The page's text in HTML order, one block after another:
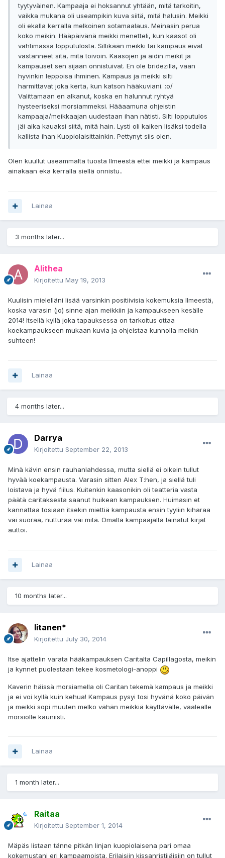
tyytyväinen. Kampaaja ei hoksannut yhtään, mitä tarkoitin,
vaikka mukana oli useampikin kuva siitä, mitä halusin. Meikki
oli ekalla kerralla melkoinen sotamaalaus. Meinasin perua
koko meikin. Hääpäivänä meikki menetteli, kun kaasot oli
vahtimassa lopputulosta. Siltikään meikki tai kampaus eivät
vastanneet sitä, mitä toivoin. Kaasojen ja äidin meikit ja
kampauset sen sijaan onnistuivat. En ole bridezilla, vaan
hyvinkin leppoisa ihminen. Kampaus ja meikki silti
harmittavat joka kerta, kun katson hääkuviani. :o/
Valittamaan en alkanut, koska en halunnut ryhtyä
hysteeriseksi morsiammeksi. Hääaamuna ohjeistin
kampaaja/meikkaajan uudestaan ihan nätisti. Silti lopputulos
jäi aika kauaksi siitä, mitä hain. Lysti oli kaiken lisäksi todella
kallista ihan Kuopiolaisittainkin. Pettynyt siis olen.
Olen kuullut useammalta tuosta Ilmeestä ettei meikki ja kampaus
ainakaan eka kerralla siellä onnistu..
Lainaa
3 months later...
Alithea
Kirjoitettu May 19, 2013
Kuulisin mielelläni lisää varsinkin positiivisia kokemuksia Ilmeestä,
koska varasin (jo) sinne ajan meikkiin ja kampaukseen kesälle
2014! Itsellä kyllä joka tapauksessa on tarkoitus ottaa
koekampaukseen mukaan kuvia ja ohjeistaa kunnolla meikin
suhteen!
Lainaa
4 months later...
Darrya
Kirjoitettu September 22, 2013
Minä kävin ensin rauhanlahdessa, mutta siellä ei oikein tullut
hyvää koekampausta. Varasin sitten Alex T:hen, ja siellä tuli
loistava ja hyvä fiilus. Kuitenkin kaasonikin oli teatteria vasta
päätä caritaksesta saanut huikean kampauksen. Huimasin et
kannattaa tosiaan itsekin miettiä kampausta ensin tyyliin kiharaa
vai suoraa, nutturaa vai mitä. Omalta kampaajalta lainatut kirjat
auttoi.
Lainaa
10 months later...
Iitanen*
Kirjoitettu July 30, 2014
Itse ajattelin varata hääkampauksen Caritalta Capillagosta, meikin
ja kynnet puolestaan tekee kosmetologi-anoppi
Kaverin häissä morsiamella oli Caritan tekemä kampaus ja meikki
ja ei voi kyllä kuin kehua! Kampaus pysyi tosi hyvänä koko päivän
ja meikki sopi muuten melko vähän meikkiä käyttävälle, vaalealle
morsiolle kauniisti.
Lainaa
1 month later...
Raitaa
Kirjoitettu September 1, 2014
Mäpäs listaan tänne pitkän linjan kuopiolaisena pari omaa
kokemustani eri kampaamoista. Erilaisiin kissanristijäisiin on tullut